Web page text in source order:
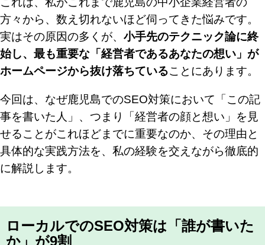
方々から、数え切れないほど伺ってきた悩みです。
実はその原因の多くが、 小手先のテクニック論に終
始し、最も重要な「経営者であるあなたの想い」が
ホームページから抜け落ちていることにあります。
今回は、なぜ鹿児島でのSEO対策において「この記
事を書いた人」、つまり「経営者の顔と想い」を見
せることがこれほどまでに重要なのか、その理由と
具体的な実践方法を、私の経験を交えながら徹底的
に解説します。
ローカルでのSEO対策は「誰が書いた
か」が9割